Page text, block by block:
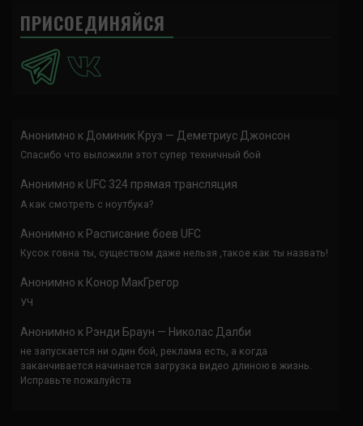
ПРИСОЕДИНЯЙСЯ
Анонимно к Доминик Круз — Деметриус Джонсон
Спасибо что выложили этот супер техничный бой
Анонимно к UFC 324 прямая трансляция
А как смотреть с ноутбука?
Анонимно к Расписание боев UFC
Кусок говна ты, существом даже нельзя ,такое как ты назвать!
Анонимно к Конор МакГрегор
УЧ
Анонимно к Рэнди Браун — Николас Далби
не запускается ни один бой, реклама есть, а когда
заканчивается начинается загрузка видео длиною в жизнь.
Исправьте пожалуйста